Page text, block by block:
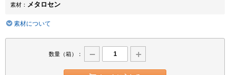
素材： メタロセン
素材について
数量（箱）：